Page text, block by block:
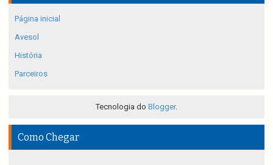
Página inicial
Avesol
História
Parceiros
Tecnologia do Blogger.
Como Chegar